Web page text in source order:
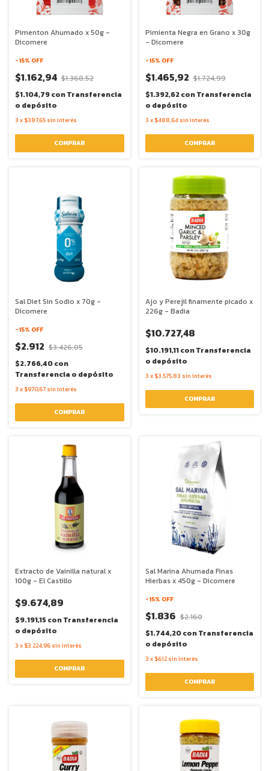
Pimenton Ahumado x 50g -
Dicomere
-15% OFF
$1.162,94 $1.368,52
$1.104,79conTransferencia
o depósito
3 x $387,65 sin interés
Pimienta Negra en Grano x 30g
- Dicomere
-15% OFF
$1.465,92 $1.724,99
$1.392,62conTransferencia
o depósito
3 x $488,64 sin interés
Sal Diet Sin Sodio x 70g -
Dicomere
-15% OFF
$2.912 $3.426,05
$2.766,40con
Transferencia o depósito
3 x $970,67 sin interés
Ajo y Perejil finamente picado x
226g - Badia
$10.727,48
$10.191,11conTransferencia
o depósito
3 x $3.575,83 sin interés
Extracto de Vainilla natural x
100g - El Castillo
$9.674,89
$9.191,15conTransferencia
o depósito
3 x $3.224,96 sin interés
Sal Marina Ahumada Finas
Hierbas x 450g - Dicomere
-15% OFF
$1.836 $2.160
$1.744,20conTransferencia
o depósito
3 x $612 sin interés